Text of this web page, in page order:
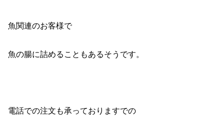
魚関連のお客様で
魚の腸に詰めることもあるそうです。
電話での注文も承っておりますでの